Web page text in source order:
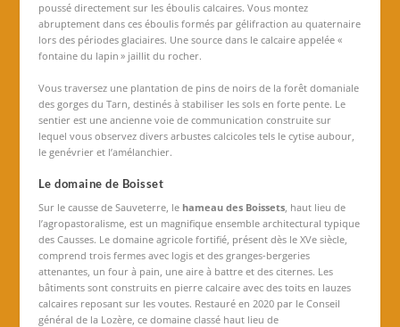
poussé directement sur les éboulis calcaires. Vous montez
abruptement dans ces éboulis formés par gélifraction au quaternaire
lors des périodes glaciaires. Une source dans le calcaire appelée «
fontaine du lapin » jaillit du rocher.
Vous traversez une plantation de pins de noirs de la forêt domaniale
des gorges du Tarn, destinés à stabiliser les sols en forte pente. Le
sentier est une ancienne voie de communication construite sur
lequel vous observez divers arbustes calcicoles tels le cytise aubour,
le genévrier et l’amélanchier.
Le domaine de Boisset
Sur le causse de Sauveterre, le hameau des Boissets, haut lieu de
l’agropastoralisme, est un magnifique ensemble architectural typique
des Causses. Le domaine agricole fortifié, présent dès le XVe siècle,
comprend trois fermes avec logis et des granges-bergeries
attenantes, un four à pain, une aire à battre et des citernes. Les
bâtiments sont construits en pierre calcaire avec des toits en lauzes
calcaires reposant sur les voutes. Restauré en 2020 par le Conseil
général de la Lozère, ce domaine classé haut lieu de